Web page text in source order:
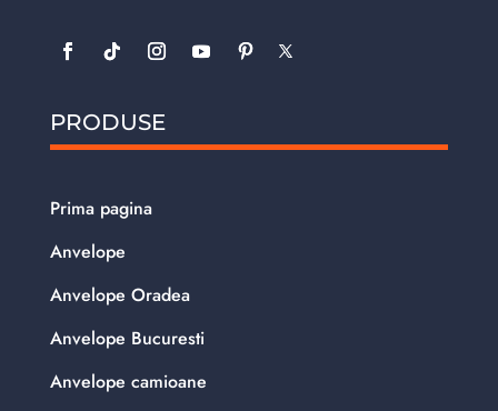
PRODUSE
Prima pagina
Anvelope
Anvelope Oradea
Anvelope Bucuresti
Anvelope camioane